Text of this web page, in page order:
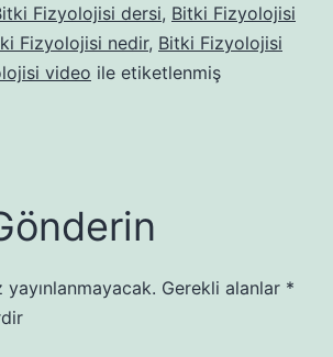
Fizyolojisi dersi, Bitki Fizyolojisi
Fizyolojisi nedir, Bitki Fizyolojisi
video ile etiketlenmiş
Gerekli alanlar *